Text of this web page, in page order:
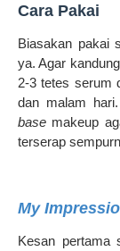
Cara Pakai
Biasakan pakai
ya. Agar
2-3 tetes serum
dan malam
base makeup
terserap
My
Kesan pertama